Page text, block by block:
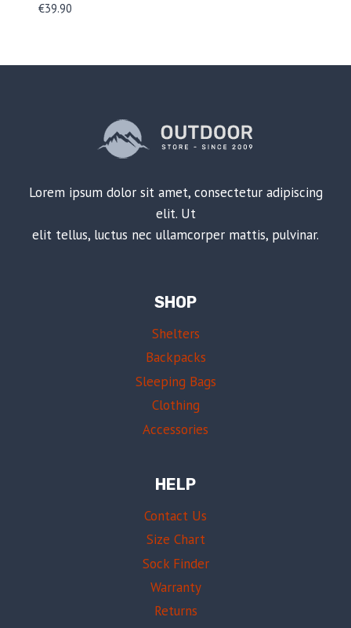
€39.90
Lorem ipsum dolor sit amet, consectetur adipiscing
elit. Ut
elit tellus, luctus nec ullamcorper mattis, pulvinar.
SHOP
Shelters
Backpacks
Sleeping Bags
Clothing
Accessories
HELP
Contact Us
Size Chart
Sock Finder
Warranty
Returns